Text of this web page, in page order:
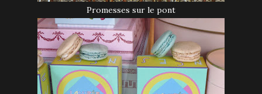
Promesses sur le pont